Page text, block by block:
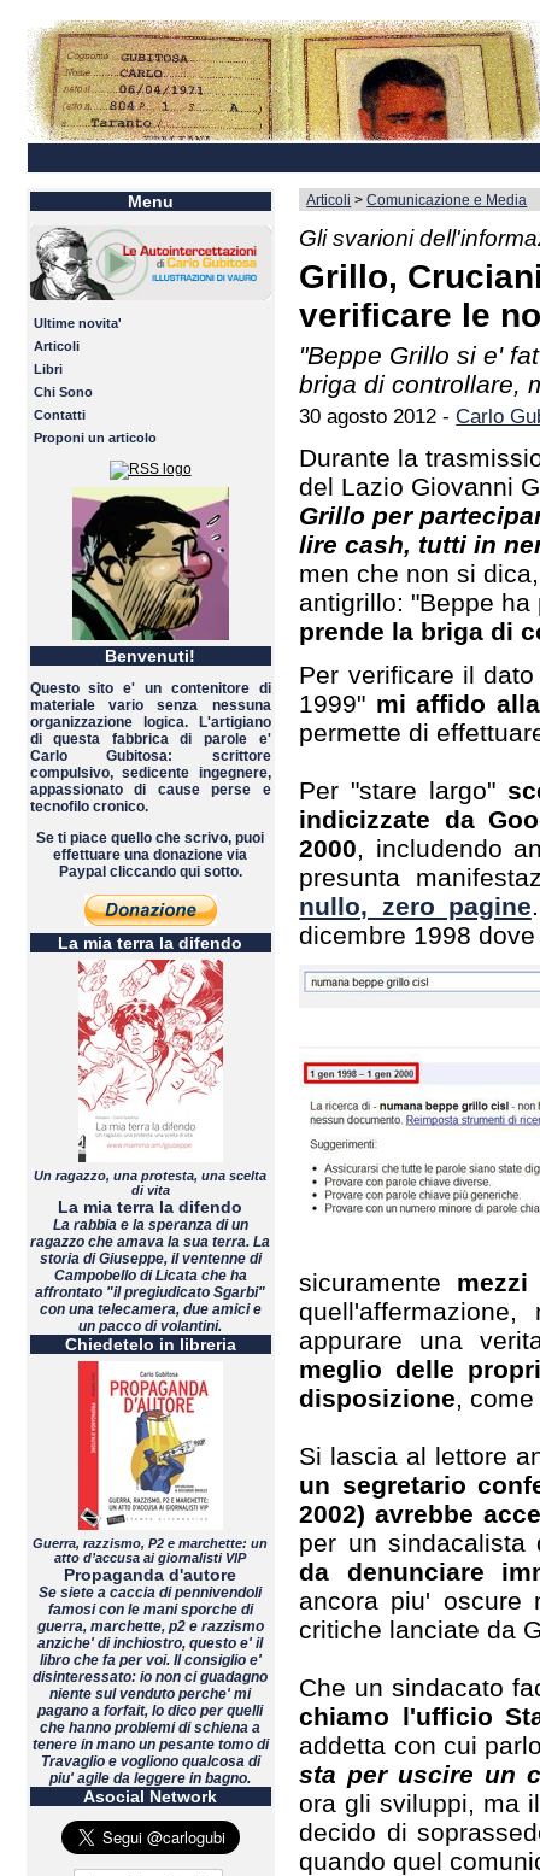
Menu
Ultime novita'
Articoli
Libri
Chi Sono
Contatti
Proponi un articolo
Benvenuti!
Questo sito e' un contenitore di
materiale vario senza nessuna
organizzazione logica. L'artigiano
di questa fabbrica di parole e'
Carlo Gubitosa: scrittore
compulsivo, sedicente ingegnere,
appassionato di cause perse e
tecnofilo cronico.
Se ti piace quello che scrivo, puoi
effettuare una donazione via
Paypal cliccando qui sotto.
La mia terra la difendo
Un ragazzo, una protesta, una scelta
di vita
La mia terra la difendo
La rabbia e la speranza di un
ragazzo che amava la sua terra. La
storia di Giuseppe, il ventenne di
Campobello di Licata che ha
affrontato "il pregiudicato Sgarbi"
con una telecamera, due amici e
un pacco di volantini.
Chiedetelo in libreria
Guerra, razzismo, P2 e marchette: un
atto d’accusa ai giornalisti VIP
Propaganda d'autore
Se siete a caccia di pennivendoli
famosi con le mani sporche di
guerra, marchette, p2 e razzismo
anziche' di inchiostro, questo e' il
libro che fa per voi. Il consiglio e'
disinteressato: io non ci guadagno
niente sul venduto perche' mi
pagano a forfait, lo dico per quelli
che hanno problemi di schiena a
tenere in mano un pesante tomo di
Travaglio e vogliono qualcosa di
piu' agile da leggere in bagno.
Asocial Network
Articoli >Comunicazione e Media
Gli svarioni
Grillo,
verificare le
"Beppe Grillo si e'
briga di controllare,
30 agosto 2012 -Carlo
Durante la
del Lazio Giovanni
Grillo per
lire cash, tutti in
men che non si
antigrillo: "Beppe
prende la briga di
Per verificare il
1999" mi affido
permette di
Per "stare largo"
indicizzate da
2000, includendo
presunta
nullo, zero pagine
dicembre 1998
sicuramente
appurare una
meglio delle
disposizione,
Si lascia al lettore
un segretario
2002) avrebbe
per un
da denunciare
ancora piu' oscure
critiche lanciate da
Che un sindacato
chiamo l'ufficio
addetta con cui
sta per uscire un
ora gli sviluppi, ma
decido di
quando quel